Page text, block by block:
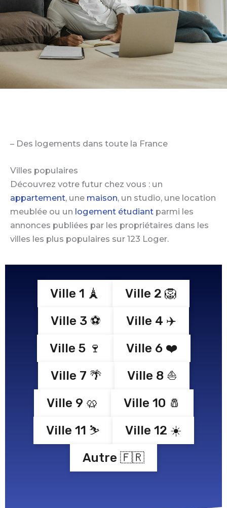
– Des logements dans toute la France
Villes populaires
Découvrez votre futur chez vous : un
appartement, une maison, un studio, une location
meublée ou un logement étudiant parmi les
annonces publiées par les propriétaires dans les
villes les plus populaires sur 123 Loger.
Ville 1 🗼
Ville 2 🦁
Ville 3 ⚽️
Ville 4 ✈️
Ville 5 🍷
Ville 6 ❤️
Ville 7 🌴
Ville 8 ⛵️
Ville 9 🥨
Ville 10 🧂
Ville 11 ⛷️
Ville 12 ☀️
Autre 🇫🇷